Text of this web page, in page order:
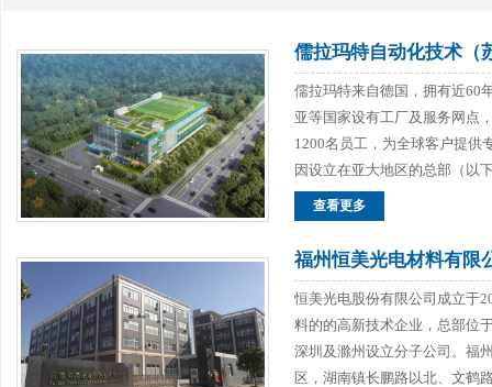
儒拉玛特自动化技术（
儒拉玛特来自德国，拥有近60
亚等国家设有工厂及服务网点
1200名员工，为全球客户提供
因设立在亚大地区的总部（以
查看更多
福州恒美光电材料有限
恒美光电股份有限公司成立于
料的的高新技术企业，总部位
深圳及滁州设立分子公司。福
区，湖南镇长鹏路以北、文鹤